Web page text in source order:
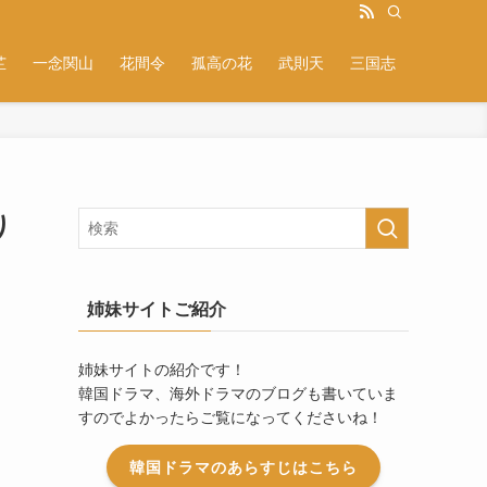
一念関山 花間令 孤高の花 武則天 三国志
姉妹サイトご紹介
姉妹サイトの紹介です！
韓国ドラマ、海外ドラマのブログも書いていま
すのでよかったらご覧になってくださいね！
韓国ドラマのあらすじはこちら